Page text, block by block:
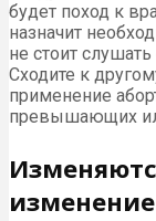
будет поход к
назначит
не стоит
Сходите к
применение
превышающих